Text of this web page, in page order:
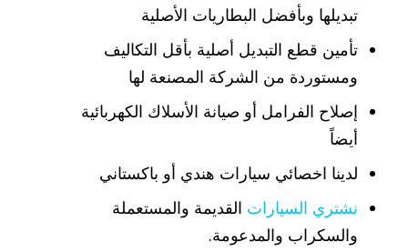
تبديلها وبأفضل البطاريات الأصلية
تأمين قطع التبديل أصلية بأقل التكاليف
ومستوردة من الشركة المصنعة لها
إصلاح الفرامل أو صيانة الأسلاك الكهربائية
أيضاً
لدينا اخصائي سيارات هندي أو باكستاني
نشتري السيارات القديمة والمستعملة
والسكراب والمدعومة.